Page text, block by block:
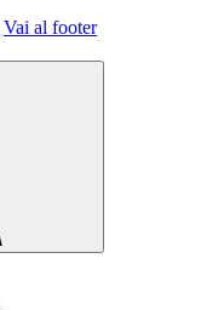
Vai al footer